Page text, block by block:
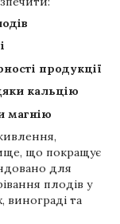
продукції
кальцію
магнію
що покращує
для
плодів у
винограді та